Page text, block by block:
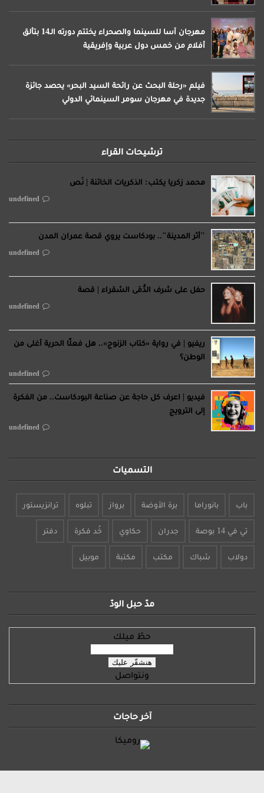
مهرجان آسا للسينما والصحراء يختتم دورته الـ14 بتألق
أفلام من خمس دول عربية وإفريقية
فيلم «رحلة البحث عن رائحة السيد البحر» يحصد جائزة
جديدة في مهرجان سومر السينمائي الدولي
ترشيحات القراء
محمد زكريا يكتب: الذكريات الخائنة | نَص
undefined
"أثر المدينة".. بودكاست يروي قصة عمران المدن
undefined
حفل على شرف الدُّمَى الشقراء | قصة
undefined
ريفيو | في رواية «كتاب الزنوج».. هل فعلًا الحرية أغلى من
الوطن؟
undefined
فيديو | اعرف كل حاجة عن صناعة البودكاست.. من الفكرة
إلى الترويج
undefined
التسميات
باب بانوراما برة الأوضة برواز تبلوه ترانزيستور
تي في 14 بوصة جدران حكاوي خُد فكرة دفتر
دولاب شباك مكتب مكتبة موبيل
مدّ حبل الودّ
حطّ ميلك
ونتواصل
آخر حاجات